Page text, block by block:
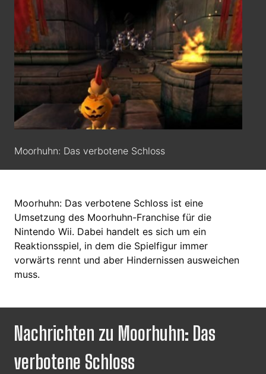
Moorhuhn: Das verbotene Schloss
Moorhuhn: Das verbotene Schloss ist eine
Umsetzung des Moorhuhn-Franchise für die
Nintendo Wii. Dabei handelt es sich um ein
Reaktionsspiel, in dem die Spielfigur immer
vorwärts rennt und aber Hindernissen ausweichen
muss.
Nachrichten zu Moorhuhn: Das
verbotene Schloss